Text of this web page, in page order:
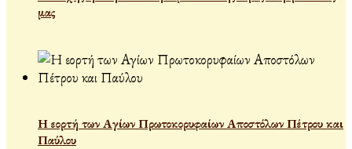
μας
Η εορτή των Αγίων Πρωτοκορυφαίων Αποστόλων Πέτρου και
Παύλου